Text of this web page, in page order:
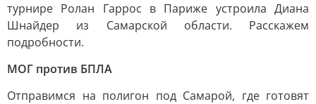
турнире Ролан Гаррос в Париже устроила Диана
Шнайдер из Самарской области. Расскажем
подробности.
МОГ против БПЛА
Отправимся на полигон под Самарой, где готовят